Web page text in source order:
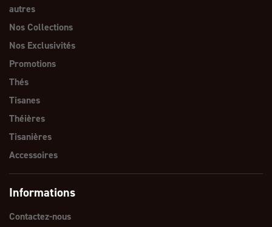
autres
Nos Collections
Nos Exclusivités
Promotions
Thés
Tisanes
Théières
Tisanières
Accessoires
Informations
Contactez-nous